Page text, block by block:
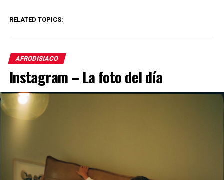
RELATED TOPICS:
AFRODISIACO
Instagram – La foto del día